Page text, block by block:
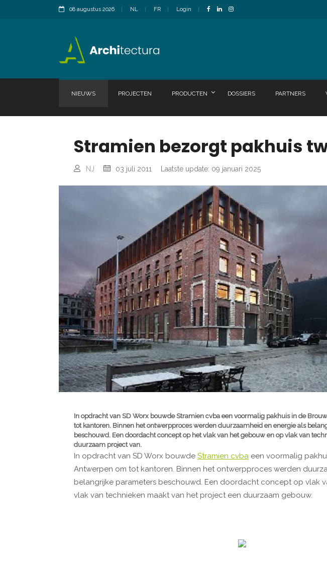
08 augustus 2026 NL FR Login
NIEUWS PROJECTEN PRODUCTEN DOSSIERS PARTNERS
Stramien bezorgt pakhuis
NJ 03 juli 2011 Laatste update: 09 januari 2025
In opdracht van SD Worx bouwde Stramien cvba een voormalig pakhuis in de
tot kantoren. Binnen het ontwerpproces werden duurzaamheid en energie als
beschouwd. Een doordacht concept op het vlak van het gebouw en op vlak van
duurzaam project van.
In opdracht van SD Worx bouwde Stramien cvba een voormalig
Antwerpen om tot kantoren. Binnen het ontwerpproces werden
belangrijke parameters beschouwd. Een doordacht concept op vlak
vlak van technieken maakt van het project een duurzaam gebouw.